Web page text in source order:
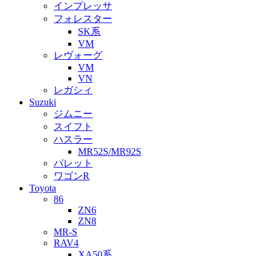
インプレッサ
フォレスター
SK系
VM
レヴォーグ
VM
VN
レガシィ
Suzuki
ジムニー
スイフト
ハスラー
MR52S/MR92S
パレット
ワゴンR
Toyota
86
ZN6
ZN8
MR-S
RAV4